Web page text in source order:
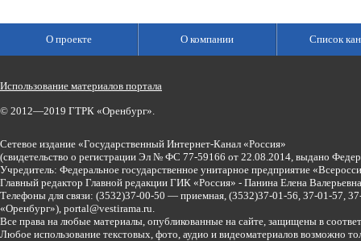
О проекте О компании Список
Использование материалов портала
© 2012—2019 ГТРК «Оренбург».
Сетевое издание «Государственный Интернет-Канал «Россия»
(свидетельство о регистрации Эл № ФС 77-59166 от 22.08.2014, выдано
Учредитель: Федеральное государственное унитарное предприятие
Главный редактор Главной редакции ГИК «Россия» - Панина Елена
Телефоны для связи: (3532)37-00-50 — приемная, (3532)37-01-56, 37-01-57,
«Оренбург»), portal@vestirama.ru.
Все права на любые материалы, опубликованные на сайте, защищены в
Любое использование текстовых, фото, аудио и видеоматериалов возможно